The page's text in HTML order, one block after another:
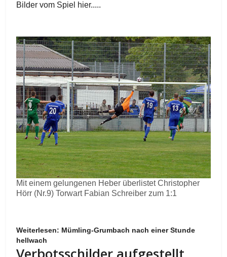
Bilder vom Spiel hier.....
Mit einem gelungenen Heber überlistet Christopher
Hörr (Nr.9) Torwart Fabian Schreiber zum 1:1
Weiterlesen: Mümling-Grumbach nach einer Stunde
hellwach